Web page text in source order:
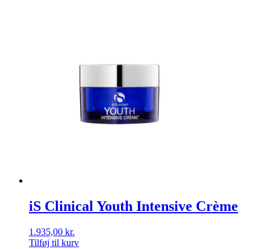
iS Clinical Youth Intensive Crème
1.935,00 kr.
Tilføj til kurv